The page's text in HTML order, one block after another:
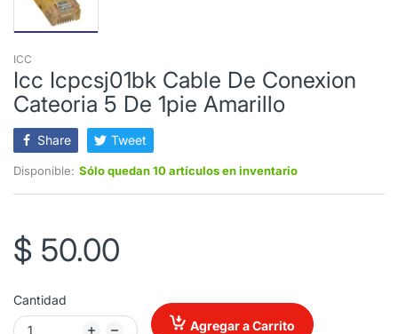
ICC
Icc Icpcsj01bk Cable De Conexion
Cateoria 5 De 1pie Amarillo
Share Tweet
Disponible: Sólo quedan 10 artículos en inventario
$ 50.00
Cantidad
Agregar a Carrito